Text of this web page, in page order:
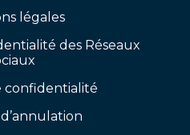
légales
des Réseaux
confidentialité